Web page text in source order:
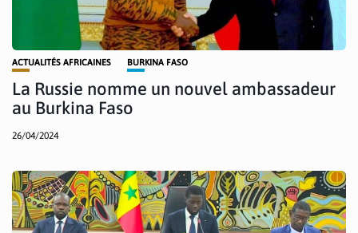
ACTUALITÉS AFRICAINES BURKINA FASO
La Russie nomme un nouvel ambassadeur
au Burkina Faso
26/04/2024